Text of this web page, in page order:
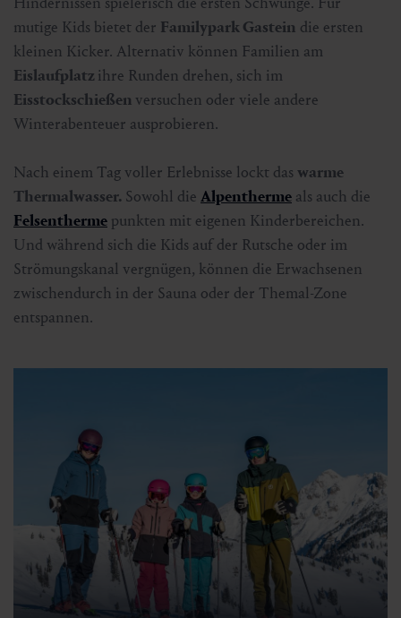
mutige Kids bietet der Familypark Gastein die ersten
kleinen Kicker. Alternativ können Familien am
Eislaufplatz ihre Runden drehen, sich im
Eisstockschießen versuchen oder viele andere
Winterabenteuer ausprobieren.
Nach einem Tag voller Erlebnisse lockt das warme
Thermalwasser. Sowohl die Alpentherme als auch die
Felsentherme punkten mit eigenen Kinderbereichen.
Und während sich die Kids auf der Rutsche oder im
Strömungskanal vergnügen, können die Erwachsenen
zwischendurch in der Sauna oder der Themal-Zone
entspannen.